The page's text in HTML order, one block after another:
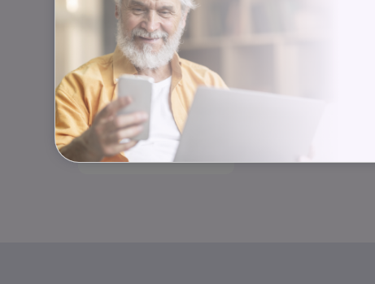
Pomoc v nouzi
Pojištění a finance
Pro pečující
Zaměstnání a právní
rovnováha
Odlehčovací služba